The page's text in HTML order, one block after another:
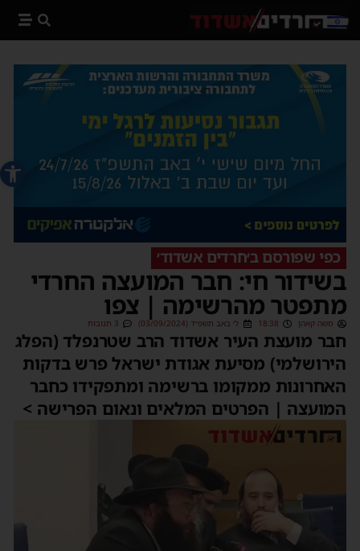
פתח
כפי שפורסם ב׳חרדים אשדוד׳
בשידור חי: חבר המועצה החרדי
מתפטר מהרשימה | צפו
משה קאהן 18:38 ל׳ באב תשפ״ד (03/09/2024) 3 תגובות
חבר מועצת העיר אשדוד הרב שטרנפלד (הפלג
הירושלמי) מסיעת אגודת ישראל פרש בדקות
האחרונות ממקומו ברשימה ומתפקידו כחבר
המועצה | הפרטים המלאים ונאום הפרישה >